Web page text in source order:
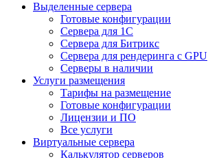
Выделенные сервера
Готовые конфигурации
Сервера для 1С
Сервера для Битрикс
Сервера для рендеринга с GPU
Серверы в наличии
Услуги размещения
Тарифы на размещение
Готовые конфигурации
Лицензии и ПО
Все услуги
Виртуальные сервера
Калькулятор серверов